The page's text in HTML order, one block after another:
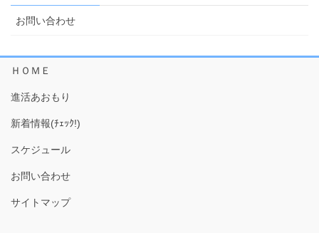
お問い合わせ
ＨＯＭＥ
進活あおもり
新着情報(ﾁｪｯｸ!)
スケジュール
お問い合わせ
サイトマップ